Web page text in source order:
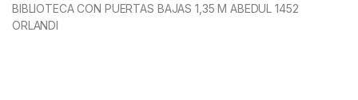
BIBLIOTECA CON PUERTAS BAJAS 1,35 M ABEDUL 1452
ORLANDI